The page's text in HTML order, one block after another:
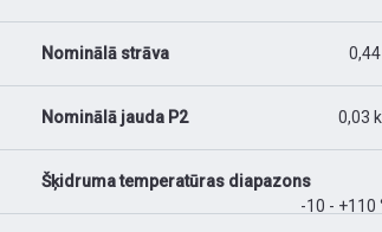
Nominālā strāva
Nominālā jauda P2 0,03
Šķidruma temperatūras diapazons
-10 - +110